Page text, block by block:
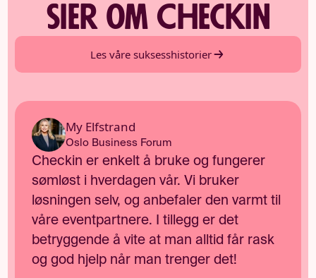
sier om Checkin
Les våre suksesshistorier
My Elfstrand
Oslo Business Forum
Checkin er enkelt å bruke og fungerer
sømløst i hverdagen vår. Vi bruker
løsningen selv, og anbefaler den varmt til
våre eventpartnere. I tillegg er det
betryggende å vite at man alltid får rask
og god hjelp når man trenger det!